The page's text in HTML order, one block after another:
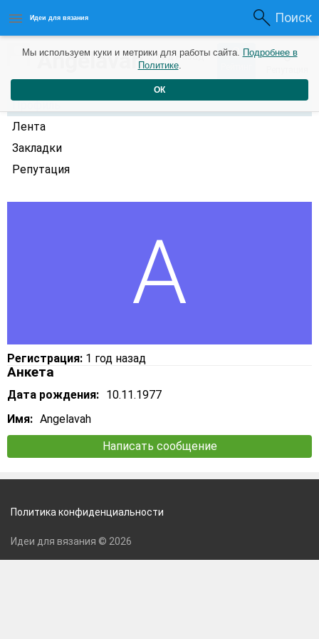
Идеи для вязания Поиск
Angelavah1 год назад 0 0
Профиль
Лента
Закладки
Репутация
Регистрация: 1 год назад
Анкета
Дата рождения: 10.11.1977
Имя: Angelavah
Написать сообщение
Мы используем куки и метрики для работы сайта. Подробнее в
Политике.
ОК
Политика конфиденциальности
Идеи для вязания © 2026